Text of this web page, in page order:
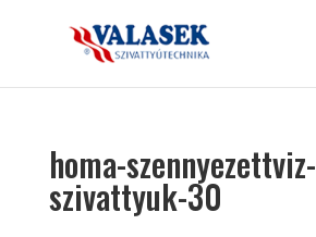
homa-szennyezettviz-
szivattyuk-30